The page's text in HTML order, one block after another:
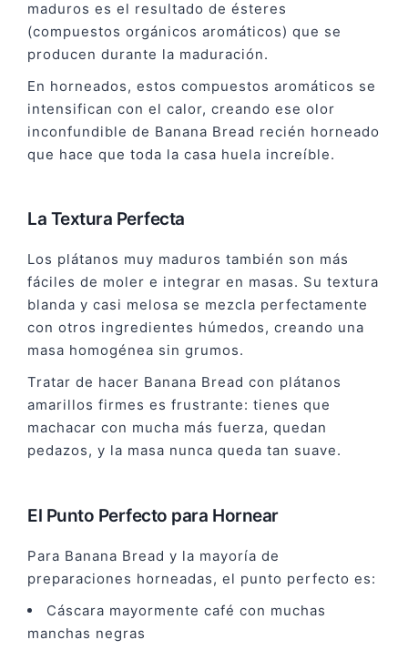
maduros es el resultado de ésteres
(compuestos orgánicos aromáticos) que se
producen durante la maduración.
En horneados, estos compuestos aromáticos se
intensifican con el calor, creando ese olor
inconfundible de Banana Bread recién horneado
que hace que toda la casa huela increíble.
La Textura Perfecta
Los plátanos muy maduros también son más
fáciles de moler e integrar en masas. Su textura
blanda y casi melosa se mezcla perfectamente
con otros ingredientes húmedos, creando una
masa homogénea sin grumos.
Tratar de hacer Banana Bread con plátanos
amarillos firmes es frustrante: tienes que
machacar con mucha más fuerza, quedan
pedazos, y la masa nunca queda tan suave.
El Punto Perfecto para Hornear
Para Banana Bread y la mayoría de
preparaciones horneadas, el punto perfecto es:
Cáscara mayormente café con muchas
manchas negras